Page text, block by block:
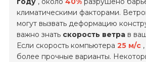
климатическими факторами.
могут вызвать деформацию
важно знать скорость ветра в
Если скорость компьютера25 м/с
более прочные варианты.